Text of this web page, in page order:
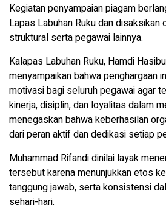
Kegiatan penyampaian piagam
Lapas Labuhan Ruku dan disaksikan
struktural serta pegawai lainnya.
Kalapas Labuhan Ruku, Hamdi
menyampaikan bahwa penghargaan
motivasi bagi seluruh pegawai agar
kinerja, disiplin, dan loyalitas dalam
menegaskan bahwa keberhasilan
dari peran aktif dan dedikasi setiap
Muhammad Rifandi dinilai layak
tersebut karena menunjukkan etos
tanggung jawab, serta konsistensi
sehari-hari.